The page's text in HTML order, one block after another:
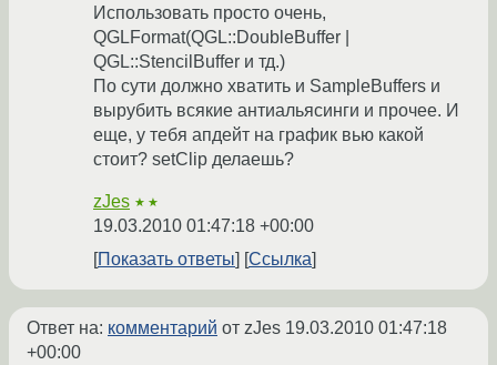
Использовать просто очень,
QGLFormat(QGL::DoubleBuffer |
QGL::StencilBuffer и тд.)
По сути должно хватить и SampleBuffers и
вырубить всякие антиальясинги и прочее. И
еще, у тебя апдейт на график вью какой
стоит? setClip делаешь?
zJes ★★
19.03.2010 01:47:18 +00:00
Показать ответы
Ссылка
Ответ на: комментарий от zJes 19.03.2010 01:47:18
+00:00